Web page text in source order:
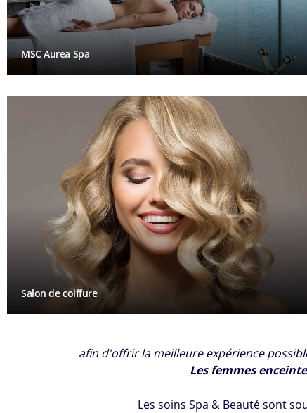
MSC Aurea Spa
Salon de coiffure
afin d'offrir la meilleure expérience
Les femmes
Les soins Spa & Beauté sont